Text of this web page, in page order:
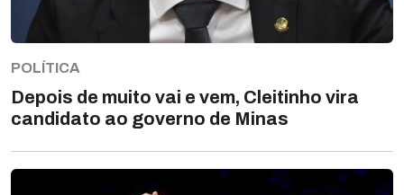
POLÍTICA
Depois de muito vai e vem, Cleitinho vira
candidato ao governo de Minas